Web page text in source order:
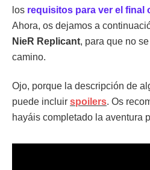
los requisitos para ver el final
Ahora, os dejamos a
NieR Replicant, para que no
camino.
Ojo, porque la descripción de
puede incluir spoilers. Os
hayáis completado la aventura